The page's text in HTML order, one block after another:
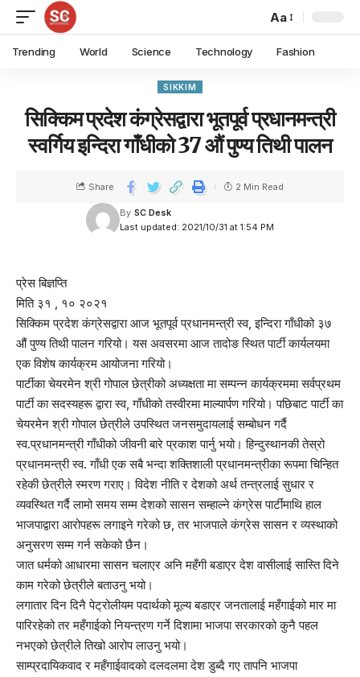
Aa
Trending World Science Technology Fashion
SIKKIM
सिक्किम प्रदेश कंग्रेसद्वारा भूतपूर्व प्रधानमन्त्री
स्वर्गिय इन्दिरा गाँधीको 37 औं पुण्य तिथी पालन
Last updated: 2021/10/31 at 1:54 PM
By SC Desk
Share 2 Min Read
प्रेस बिज्ञप्ति
मिति ३१ , १० २०२१
सिक्किम प्रदेश कंग्रेसद्वारा आज भूतपूर्व प्रधानमन्त्री स्व, इन्दिरा गाँधीको ३७
औं पुण्य तिथी पालन गरियो। यस अवसरमा आज तादोङ स्थित पार्टी कार्यलयमा
एक विशेष कार्यक्रम आयोजना गरियो।
पार्टीका चेयरमेन श्री गोपाल छेत्रीको अध्यक्षता मा सम्पन्न कार्यक्रममा सर्वप्रथम
पार्टी का सदस्यहरू द्वारा स्व, गाँधीको तस्वीरमा माल्यार्पण गरियो। पछिबाट पार्टी का
चेयरमेन श्री गोपाल छेत्रीले उपस्थित जनसमुदायलाई सम्बोधन गर्दै
स्व.प्रधानमन्त्री गाँधीको जीवनी बारे प्रकाश पार्नु भयो। हिन्दुस्थानकी तेस्रो
प्रधानमन्त्री स्व. गाँधी एक सबै भन्दा शक्तिशाली प्रधानमन्त्रीका रूपमा चिन्हित
रहेकी छेत्रीले स्मरण गराए। विदेश नीति र देशको अर्थ तन्त्रलाई सुधार र
व्यवस्थित गर्दै लामो समय सम्म देशको सासन सम्हाल्ने कंग्रेस पार्टीमाथि हाल
भाजपाद्वारा आरोपहरू लगाइने गरेको छ, तर भाजपाले कंग्रेस सासन र व्यस्थाको
अनुसरण सम्म गर्न सकेको छैन।
जात धर्मको आधारमा सासन चलाएर अनि महँगी बडाएर देश वासीलाई सास्ति दिने
काम गरेको छेत्रीले बताउनु भयो।
लगातार दिन दिनै पेट्रोलीयम पदार्थको मूल्य बडाएर जनतालाई महँगाईको मार मा
पारिरहेको तर महँगाईको नियन्त्रण गर्ने दिशामा भाजपा सरकारको कुनै पहल
नभएको छेत्रीले तिखो आरोप लाउनु भयो।
साम्प्रदायिकवाद र महँगाईवादको दलदलमा देश डुब्दै गए तापनि भाजपा